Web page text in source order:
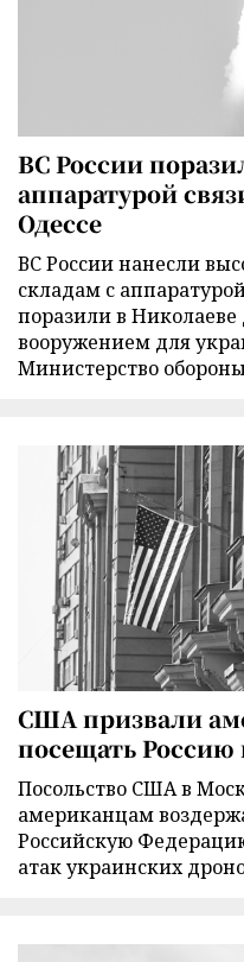
ВС России
аппаратурой
Одессе
ВС России нанесли
складам с
поразили в Николаеве
вооружением для
Министерство
США призвали
посещать Россию
Посольство США в
американцам
Российскую
атак украинских